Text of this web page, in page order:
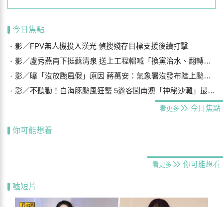
今日焦點
影／FPV無人機投入漢光 偵搜殘存目標支援後續打擊
影／盧秀燕南下挺蘇清泉 送上工程帽喊「換黨治水、翻轉屏東」
影／曝「沒放颱風假」原因 蔣萬安：氣象署沒發布陸上颱風警報
影／不聽勸！白海豚颱風狂襲 5遊客闖南澳「神秘沙灘」最高罰25萬
看更多 今日焦點
你可能想看
看更多 你可能想看
噓短片